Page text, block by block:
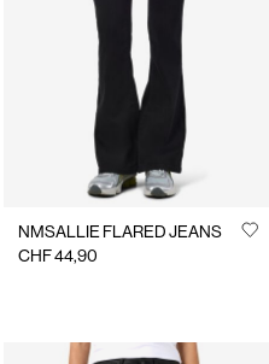
NMSALLIE FLARED JEANS
CHF 44,90